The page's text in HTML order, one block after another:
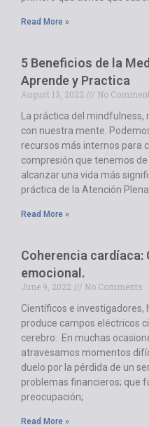
Read More »
5 Beneficios de la
Aprende y Practica
August 13, 2022
No
La práctica del
con nuestra mente.
recursos más internos para
compresión que tenemos
alcanzar una vida más
práctica de la Atención Plena
Read More »
Coherencia
emocional.
June 9, 2022
No Comments
Científicos e investigadores,
produce campos eléctricos
cerebro. En muchas
atravesamos momentos
duelo por la pérdida de un
problemas financieros; que
preocupación;
Read More »